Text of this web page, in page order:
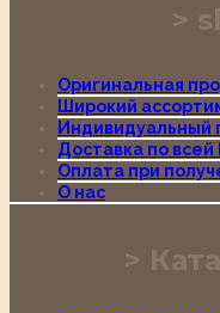
Оригинальная
Широкий
Индивидуальный
Доставка по всей
Оплата при
О нас